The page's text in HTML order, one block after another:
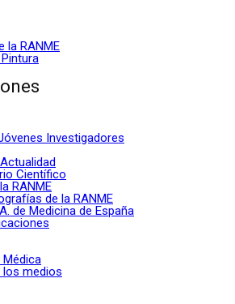
la RANME
Investigadores
Científico
RANME
de la RANME
de Medicina de España
los medios